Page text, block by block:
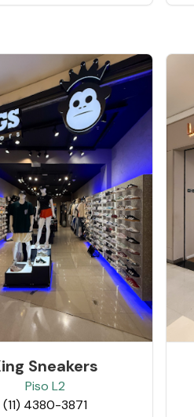
Sneakers
Piso L2
(11) 4380-3871